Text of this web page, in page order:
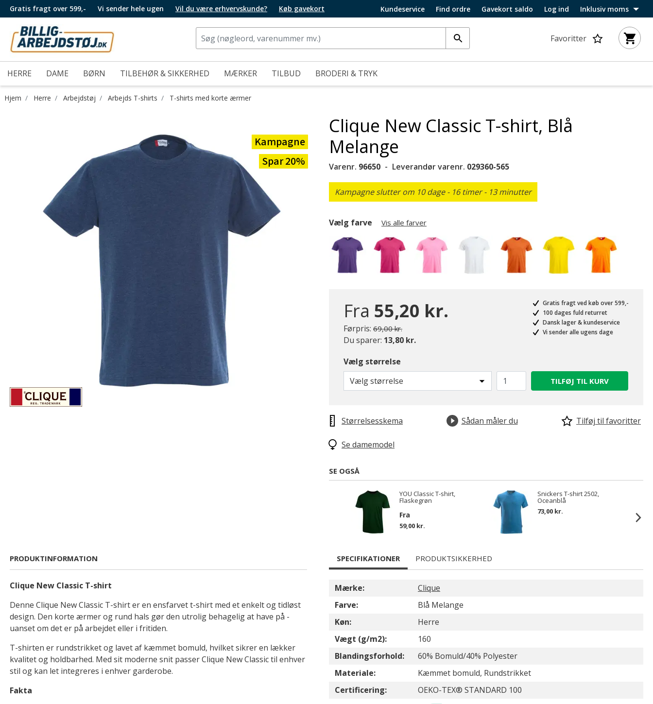
Gratis fragt over 599,- Vi sender hele ugen Vil du være erhvervskunde? Køb gavekort Kundeservice Find ordre Gavekort saldo Log ind Inklusiv moms
Favoritter
HERRE DAME BØRN TILBEHØR & SIKKERHED MÆRKER TILBUD BRODERI & TRYK
Hjem Herre Arbejdstøj Arbejds T-shirts T-shirts med korte ærmer
Kampagne
Spar 20%
Clique New Classic T-shirt, Blå
Melange
Varenr. 96650 Leverandør varenr. 029360-565
Kampagne slutter om 10 dage - 16 timer - 13 minutter
Vælg farve Vis alle farver
Fra 55,20 kr.
Førpris: Pris nedsat fra
69,00 kr.til
Du sparer: 13,80 kr.
Gratis fragt ved køb over 599,-
100 dages fuld returret
Dansk lager & kundeservice
Vi sender alle ugens dage
Vælg størrelse
Vælg størrelse
TILFØJ TIL KURV
Størrelsesskema Sådan måler du Tilføj til favoritter
Se damemodel
SE OGSÅ
YOU Classic T-shirt,
Flaskegrøn
Fra
59,00 kr.
Snickers T-shirt 2502,
Oceanblå
73,00 kr.
PRODUKTINFORMATION
Clique New Classic T-shirt
Denne Clique New Classic T-shirt er en ensfarvet t-shirt med et enkelt og tidløst
design. Den korte ærmer og rund hals gør den utrolig behagelig at have på -
uanset om det er på arbejdet eller i fritiden.
T-shirten er rundstrikket og lavet af kæmmet bomuld, hvilket sikrer en lækker
kvalitet og holdbarhed. Med sit moderne snit passer Clique New Classic til enhver
stil og kan let integreres i enhver garderobe.
Fakta
SPECIFIKATIONER PRODUKTSIKKERHED
Mærke:
Clique
Farve:
Blå Melange
Køn:
Herre
Vægt (g/m2):
160
Blandingsforhold:
60% Bomuld/40% Polyester
Materiale:
Kæmmet bomuld, Rundstrikket
Certificering:
OEKO-TEX® STANDARD 100